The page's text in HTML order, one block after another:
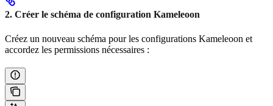
2. Créer le schéma de configuration Kameleoon
Créez un nouveau schéma pour les configurations Kameleoon et
accordez les permissions nécessaires :